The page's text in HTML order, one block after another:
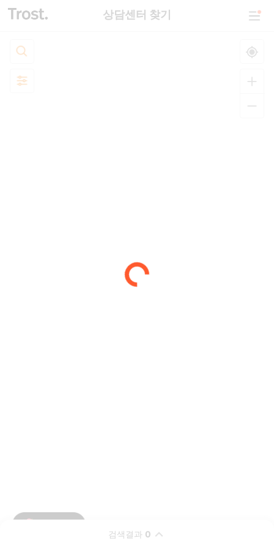
상담센터 찾기
검색결과 0